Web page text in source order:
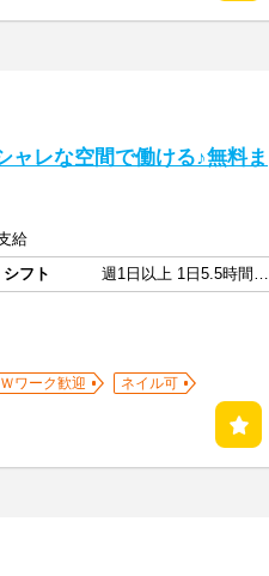
ャレな空間で働ける♪無料ま
給
シフト
週1日以上 1日5.5時間以上
ワーク歓迎
ネイル可